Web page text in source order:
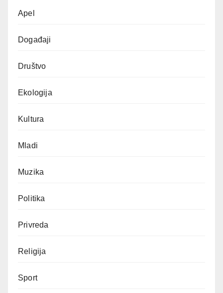
Apel
Događaji
Društvo
Ekologija
Kultura
Mladi
Muzika
Politika
Privreda
Religija
Sport